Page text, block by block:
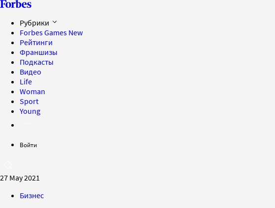
Рубрики
Forbes Games New
Рейтинги
Франшизы
Подкасты
Видео
Life
Woman
Sport
Young
Войти
27 May 2021
Бизнес